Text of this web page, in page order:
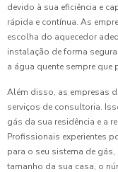
devido à sua eficiência e
rápida e contínua. As
escolha do aquecedor
instalação de forma
a água quente sempre que
Além disso, as empresas
serviços de consultoria.
gás da sua residência e a
Profissionais experientes
para o seu sistema de
tamanho da sua casa, o